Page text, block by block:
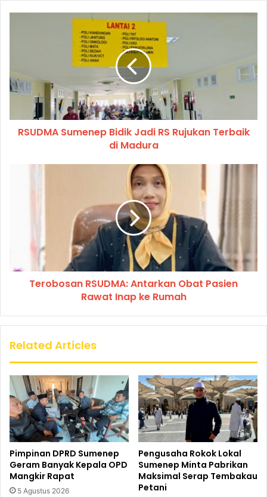
RSUDMA Sumenep Bidik Jadi RS Rujukan Terbaik
di Madura
Terobosan RSUDMA: Antarkan Obat Pasien
Rawat Inap ke Rumah
Related Articles
Pimpinan DPRD Sumenep
Geram Banyak Kepala OPD
Mangkir Rapat
5 Agustus 2026
Pengusaha Rokok Lokal
Sumenep Minta Pabrikan
Maksimal Serap Tembakau
Petani